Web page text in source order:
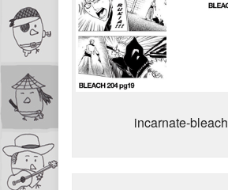
incarnate-bleach